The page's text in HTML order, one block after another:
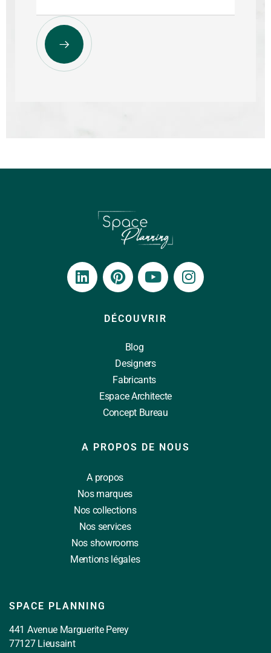
DÉCOUVRIR
Blog
Designers
Fabricants
Espace Architecte
Concept Bureau
A PROPOS DE NOUS
A propos
Nos marques
Nos collections
Nos services
Nos showrooms
Mentions légales
SPACE PLANNING
441 Avenue Marguerite Perey
77127 Lieusaint